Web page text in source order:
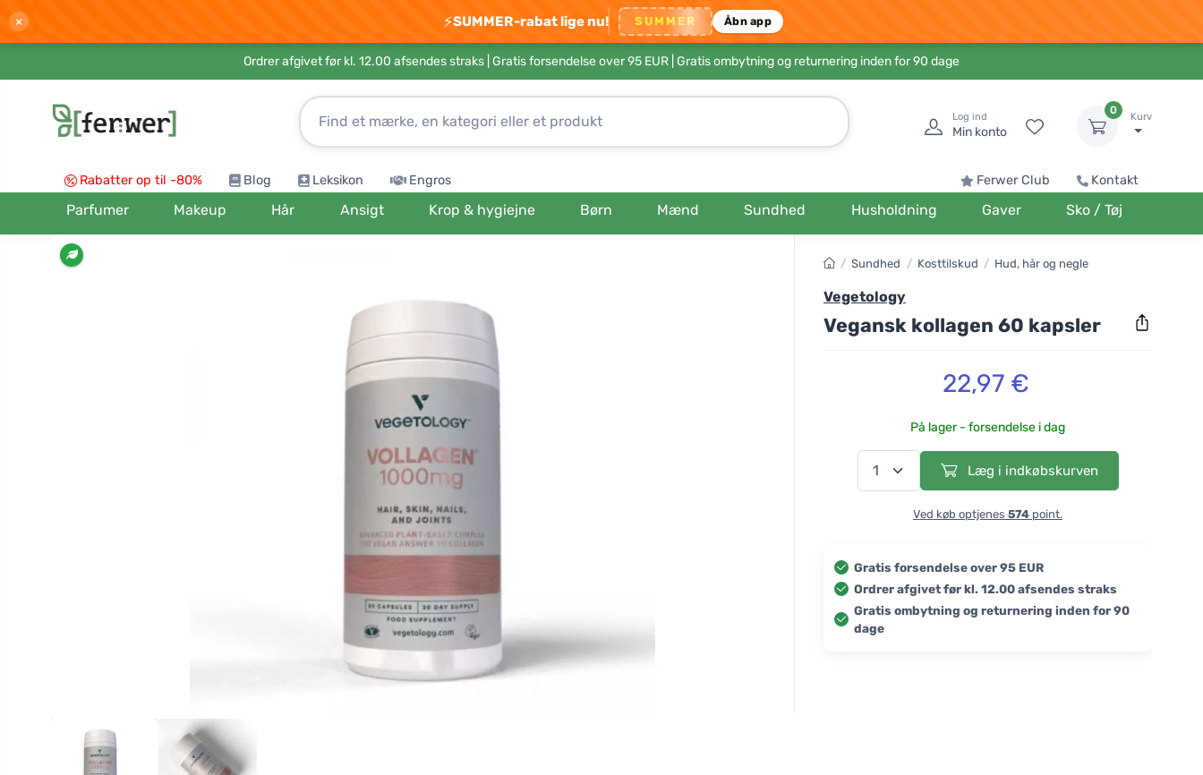
× ⚡SUMMER-rabat lige nu! SUMMER Åbn app
Ordrer afgivet før kl. 12.00 afsendes straks | Gratis forsendelse over 95 EUR | Gratis ombytning og returnering inden for 90 dage
Log ind
Min konto
0
Kurv
Rabatter op til -80% Blog Leksikon Engros Ferwer Club Kontakt
Parfumer Makeup Hår Ansigt Krop & hygiejne Børn Mænd Sundhed Husholdning Gaver Sko / Tøj
/ Sundhed / Kosttilskud / Hud, hår og negle
Vegetology
Vegansk kollagen 60 kapsler
22,97 €
På lager - forsendelse i dag
Læg i indkøbskurven
Ved køb optjenes 574 point.
Gratis forsendelse over 95 EUR
Ordrer afgivet før kl. 12.00 afsendes straks
Gratis ombytning og returnering inden for 90
dage